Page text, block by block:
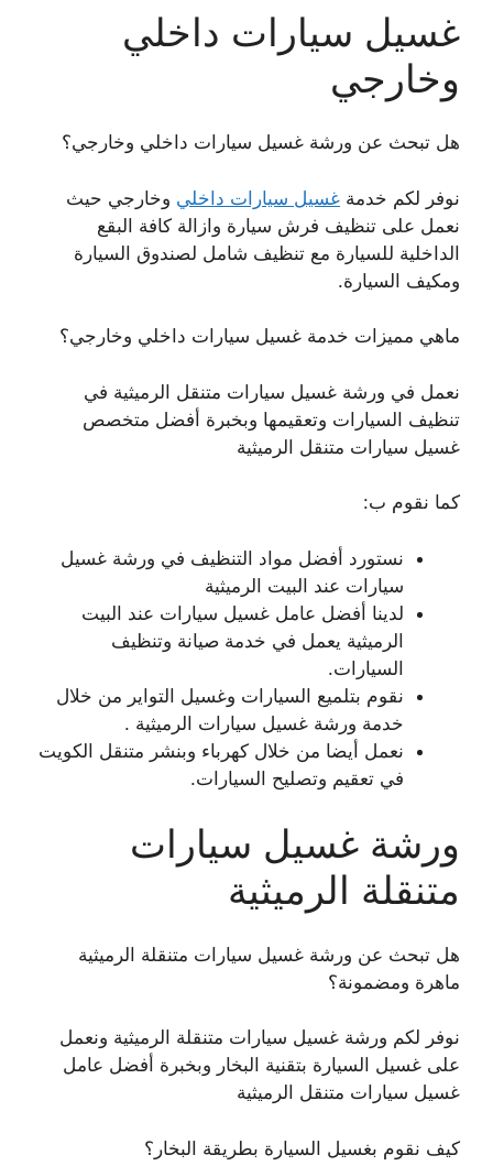
غسيل سيارات داخلي
وخارجي
هل تبحث عن ورشة غسيل سيارات داخلي وخارجي؟
نوفر لكم خدمة غسيل سيارات داخلي وخارجي حيث
نعمل على تنظيف فرش سيارة وازالة كافة البقع
الداخلية للسيارة مع تنظيف شامل لصندوق السيارة
ومكيف السيارة.
ماهي مميزات خدمة غسيل سيارات داخلي وخارجي؟
نعمل في ورشة غسيل سيارات متنقل الرميثية في
تنظيف السيارات وتعقيمها وبخبرة أفضل متخصص
غسيل سيارات متنقل الرميثية
كما نقوم ب:
نستورد أفضل مواد التنظيف في ورشة غسيل
سيارات عند البيت الرميثية
لدينا أفضل عامل غسيل سيارات عند البيت
الرميثية يعمل في خدمة صيانة وتنظيف
السيارات.
نقوم بتلميع السيارات وغسيل التواير من خلال
خدمة ورشة غسيل سيارات الرميثية .
نعمل أيضا من خلال كهرباء وبنشر متنقل الكويت
في تعقيم وتصليح السيارات.
ورشة غسيل سيارات
متنقلة الرميثية
هل تبحث عن ورشة غسيل سيارات متنقلة الرميثية
ماهرة ومضمونة؟
نوفر لكم ورشة غسيل سيارات متنقلة الرميثية ونعمل
على غسيل السيارة بتقنية البخار وبخبرة أفضل عامل
غسيل سيارات متنقل الرميثية
كيف نقوم بغسيل السيارة بطريقة البخار؟